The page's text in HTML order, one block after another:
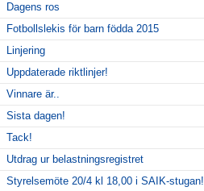
Dagens ros
Fotbollslekis för barn födda 2015
Linjering
Uppdaterade riktlinjer!
Vinnare är..
Sista dagen!
Tack!
Utdrag ur belastningsregistret
Styrelsemöte 20/4 kl 18,00 i SAIK-stugan!